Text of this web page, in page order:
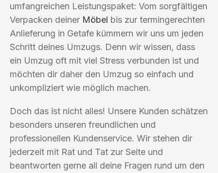
umfangreichen Leistungspaket: Vom sorgfältigen
Verpacken deiner Möbel bis zur termingerechten
Anlieferung in Getafe kümmern wir uns um jeden
Schritt deines Umzugs. Denn wir wissen, dass
ein Umzug oft mit viel Stress verbunden ist und
möchten dir daher den Umzug so einfach und
unkompliziert wie möglich machen.
Doch das ist nicht alles! Unsere Kunden schätzen
besonders unseren freundlichen und
professionellen Kundenservice. Wir stehen dir
jederzeit mit Rat und Tat zur Seite und
beantworten gerne all deine Fragen rund um den